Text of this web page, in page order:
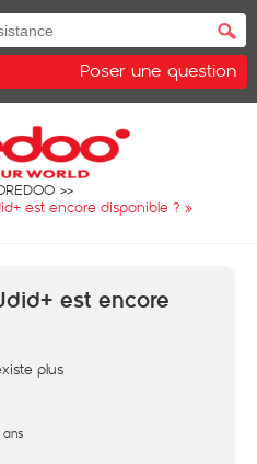
Poser une question
est encore disponible ? »
est encore
plus